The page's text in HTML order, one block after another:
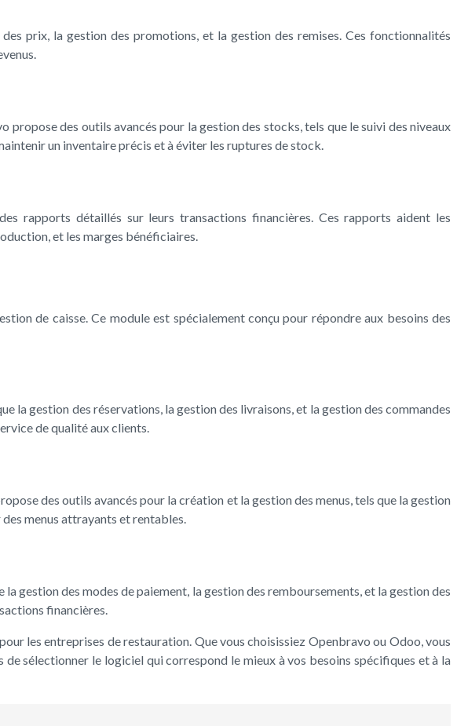
prix, la gestion des promotions, et la gestion des remises. Ces fonctionnalités
des outils avancés pour la gestion des stocks, tels que le suivi des niveaux
un inventaire précis et à éviter les ruptures de stock.
rapports détaillés sur leurs transactions financières. Ces rapports aident les
et les marges bénéficiaires.
de caisse. Ce module est spécialement conçu pour répondre aux besoins des
gestion des réservations, la gestion des livraisons, et la gestion des commandes
de qualité aux clients.
des outils avancés pour la création et la gestion des menus, tels que la gestion
menus attrayants et rentables.
gestion des modes de paiement, la gestion des remboursements, et la gestion des
financières.
les entreprises de restauration. Que vous choisissiez Openbravo ou Odoo, vous
sélectionner le logiciel qui correspond le mieux à vos besoins spécifiques et à la